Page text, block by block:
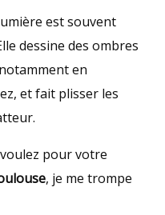
est souvent
dessine des ombres
en
et fait plisser les
voulez pour votre
, je me trompe